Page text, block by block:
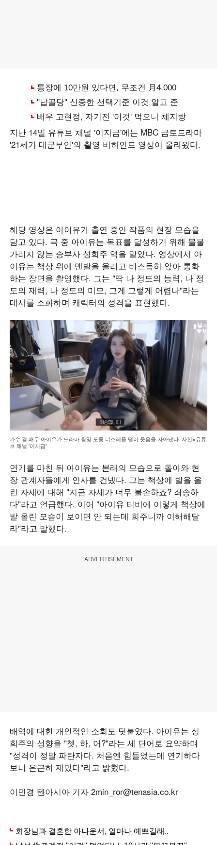
지난 14일 유튜브 채널 '이지금'에는 MBC 금토드라마
'21세기 대군부인'의 촬영 비하인드 영상이 올라왔다.
해당 영상은 아이유가 출연 중인 작품의 현장 모습을
담고 있다. 극 중 아이유는 목표를 달성하기 위해 물불
가리지 않는 승부사 성희주 역을 맡았다. 영상에서 아
이유는 책상 위에 맨발을 올리고 비스듬히 앉아 통화
하는 장면을 촬영했다. 그는 "딱 나 정도의 능력, 나 정
도의 재력, 나 정도의 미모, 그게 그렇게 어렵나"라는
대사를 소화하며 캐릭터의 성격을 표현했다.
가수 겸 배우 아이유가 드라마 촬영 도중 너스레를 떨어 웃음을 자아냈다. 사진=유튜
브 채널 '이지금'
연기를 마친 뒤 아이유는 본래의 모습으로 돌아와 현
장 관계자들에게 인사를 건넸다. 그는 책상에 발을 올
린 자세에 대해 "지금 자세가 너무 불손하죠? 죄송하
다"라고 언급했다. 이어 "아이유 티비에 이렇게 책상에
발 올린 모습이 보이면 안 되는데 희주니까 이해해달
라"라고 말했다.
ADVERTISEMENT
배역에 대한 개인적인 소회도 덧붙였다. 아이유는 성
희주의 성향을 "쳇, 하, 어?"라는 세 단어로 요약하며
"성격이 정말 파탄자다. 처음엔 힘들었는데 연기하다
보니 은근히 재밌다"라고 밝혔다.
이민경 텐아시아 기자 2min_ror@tenasia.co.kr